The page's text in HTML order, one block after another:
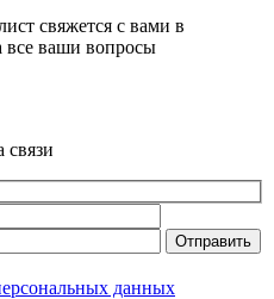
свяжется с вами в
все ваши вопросы
Отправить
данных